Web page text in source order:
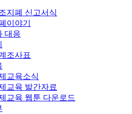
지폐 신고서식
이야기
대응
조사표
교육소식
교육 발간자료
교육 웹툰 다운로드